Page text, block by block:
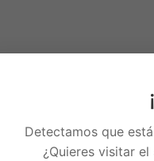
Detectamos que
¿Quieres visitar